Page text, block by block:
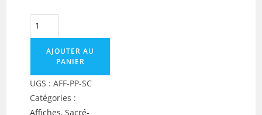
quantité
de
Affiche
du
Sacré-
Cœur
AJOUTER AU
PANIER
UGS :AFF-PP-SC
Catégories :
Affiches,Sacré-